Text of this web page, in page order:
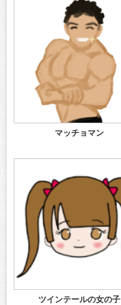
マッチョマン
ツインテールの女の子